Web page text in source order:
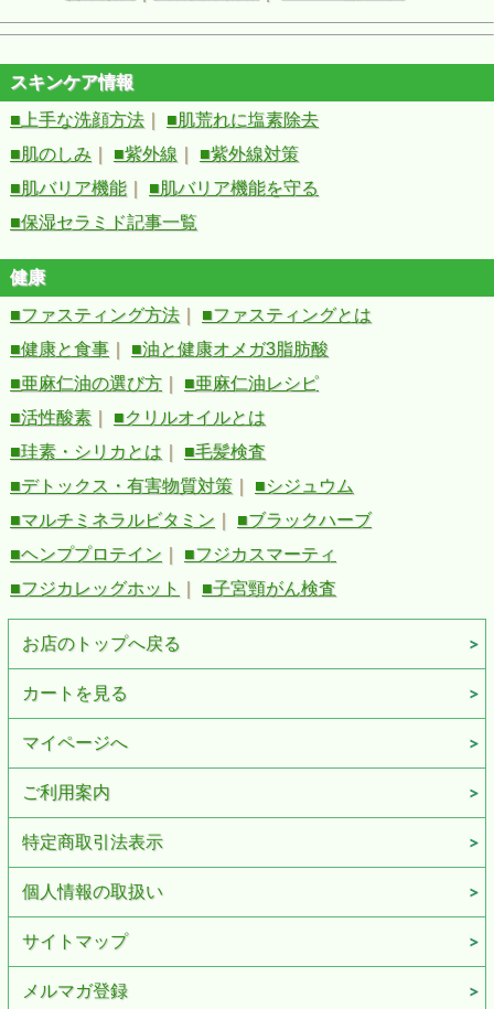
スキンケア情報
■上手な洗顔方法
■肌荒れに塩素除去
■肌のしみ
■紫外線
■紫外線対策
■肌バリア機能
■肌バリア機能を守る
■保湿セラミド記事一覧
健康
■ファスティング方法
■ファスティングとは
■健康と食事
■油と健康オメガ3脂肪酸
■亜麻仁油の選び方
■亜麻仁油レシピ
■活性酸素
■クリルオイルとは
■珪素・シリカとは
■毛髪検査
■デトックス・有害物質対策
■シジュウム
■マルチミネラルビタミン
■ブラックハーブ
■ヘンププロテイン
■フジカスマーティ
■フジカレッグホット
■子宮頸がん検査
お店のトップへ戻る
カートを見る
マイページへ
ご利用案内
特定商取引法表示
個人情報の取扱い
サイトマップ
メルマガ登録